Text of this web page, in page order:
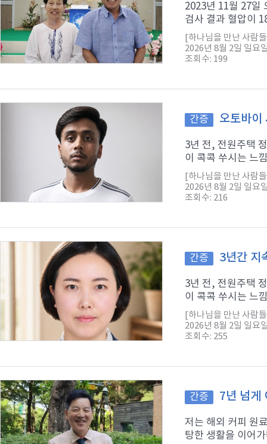
2023년 11월 27일
검사 결과 혈압이
[하나님을 만난 사람
2026년 8월 2일 일요
조회수: 199
간증 오토바이
3년 전, 전원주택
이 콕콕 쑤시는 느
[하나님을 만난 사람
2026년 8월 2일 일요
조회수: 216
간증 3년간 지
3년 전, 전원주택
이 콕콕 쑤시는 느
[하나님을 만난 사람
2026년 8월 2일 일요
조회수: 255
간증 7년 넘게
저는 해외 커피 원
탕한 생활을 이어